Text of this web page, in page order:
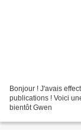
Bonjour ! J'avais
publications ! Voici
bientôt Gwen